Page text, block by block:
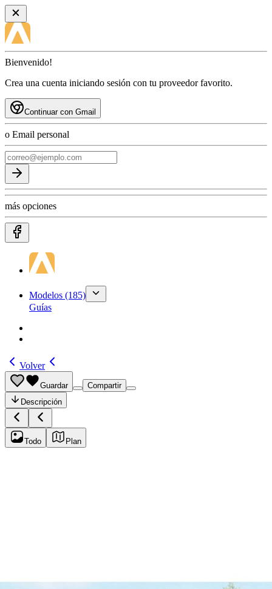
Bienvenido!
Crea una cuenta iniciando sesión con tu proveedor favorito.
Continuar con Gmail
o Email personal
más opciones
Modelos (185)
Guías
Volver
Guardar
Compartir
Descripción
Todo Plan